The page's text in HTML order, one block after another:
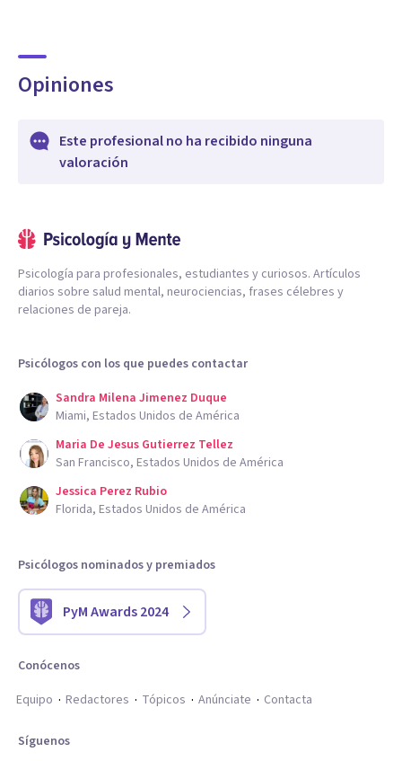
Opiniones
Este profesional no ha recibido ninguna
valoración
Psicología para profesionales, estudiantes y curiosos. Artículos
diarios sobre salud mental, neurociencias, frases célebres y
relaciones de pareja.
Psicólogos con los que puedes contactar
Sandra Milena Jimenez Duque
Miami, Estados Unidos de América
Maria De Jesus Gutierrez Tellez
San Francisco, Estados Unidos de América
Jessica Perez Rubio
Florida, Estados Unidos de América
Psicólogos nominados y premiados
PyM Awards 2024
Conócenos
Equipo
Redactores Tópicos Anúnciate Contacta
Síguenos